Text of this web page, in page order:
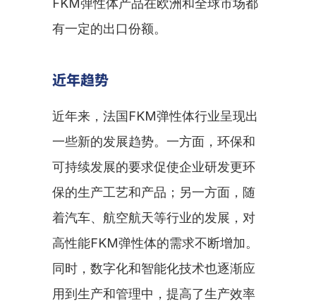
FKM弹性体产品在欧洲和全球市场都
有一定的出口份额。
近年趋势
近年来，法国FKM弹性体行业呈现出
一些新的发展趋势。一方面，环保和
可持续发展的要求促使企业研发更环
保的生产工艺和产品；另一方面，随
着汽车、航空航天等行业的发展，对
高性能FKM弹性体的需求不断增加。
同时，数字化和智能化技术也逐渐应
用到生产和管理中，提高了生产效率